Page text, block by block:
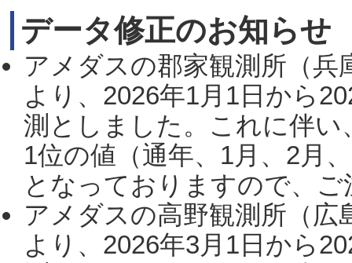
データ修正のお知らせ
アメダスの郡家観測所（
より、2026年1月1日から
測としました。これに伴い
1位の値（通年、1月、2月
となっておりますので、
アメダスの高野観測所（
より、2026年3月1日から